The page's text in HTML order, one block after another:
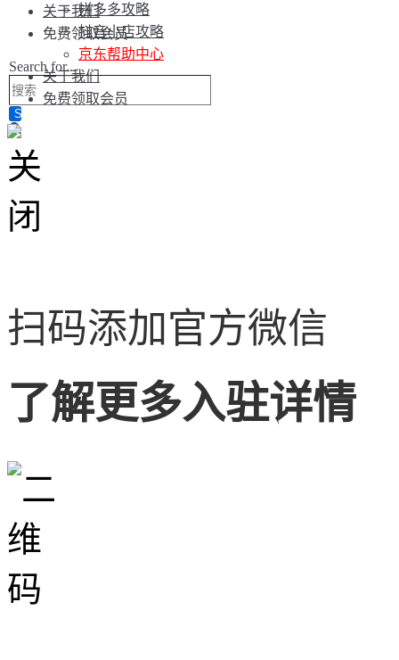
关于我们
免费领取会员
Search for...
拼多多攻略
抖音小店攻略
京东帮助中心
关于我们
免费领取会员
扫码添加官方微信
了解更多入驻详情